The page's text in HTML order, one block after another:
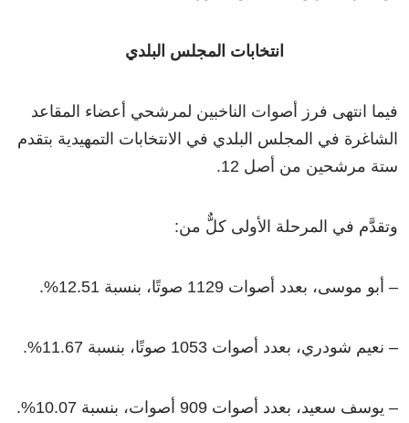
انتخابات المجلس البلدي
فيما انتهى فرز أصوات الناخبين لمرشحي أعضاء المقاعد
الشاغرة في المجلس البلدي في الانتخابات التمهيدية بتقدم
ستة مرشحين من أصل 12.
وتقدَّم في المرحلة الأولى كلٌّ من:
– أبو موسى، بعدد أصوات 1129 صوتًا، بنسبة 12.51%.
– نعيم شودري، بعدد أصوات 1053 صوتًا، بنسبة 11.67%.
– يوسف سعيد، بعدد أصوات 909 أصوات، بنسبة 10.07%.